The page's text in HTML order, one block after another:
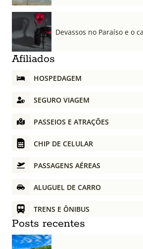
Devassos no Paraíso e o
Afiliados
HOSPEDAGEM
SEGURO VIAGEM
PASSEIOS E ATRAÇÕES
CHIP DE CELULAR
PASSAGENS AÉREAS
ALUGUEL DE CARRO
TRENS E ÔNIBUS
Posts recentes